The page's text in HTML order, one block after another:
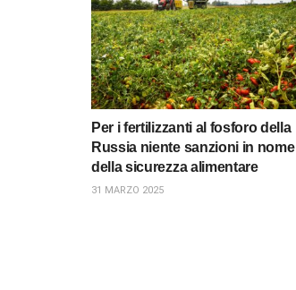
Per i fertilizzanti al fosforo della
Russia niente sanzioni in nome
della sicurezza alimentare
31 MARZO 2025